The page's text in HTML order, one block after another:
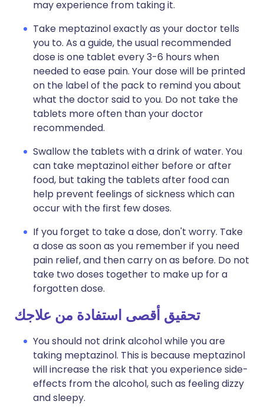
may experience from taking it.
Take meptazinol exactly as your doctor tells
you to. As a guide, the usual recommended
dose is one tablet every 3-6 hours when
needed to ease pain. Your dose will be printed
on the label of the pack to remind you about
what the doctor said to you. Do not take the
tablets more often than your doctor
recommended.
Swallow the tablets with a drink of water. You
can take meptazinol either before or after
food, but taking the tablets after food can
help prevent feelings of sickness which can
occur with the first few doses.
If you forget to take a dose, don't worry. Take
a dose as soon as you remember if you need
pain relief, and then carry on as before. Do not
take two doses together to make up for a
forgotten dose.
تحقيق أقصى استفادة من علاجك
You should not drink alcohol while you are
taking meptazinol. This is because meptazinol
will increase the risk that you experience side-
effects from the alcohol, such as feeling dizzy
and sleepy.